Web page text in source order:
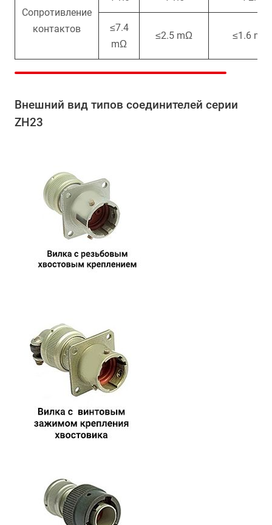
Сопротивление
контактов
≤7.4
mΩ
≤2.5 mΩ ≤1.6 mΩ
Внешний вид типов соединителей серии
ZH23